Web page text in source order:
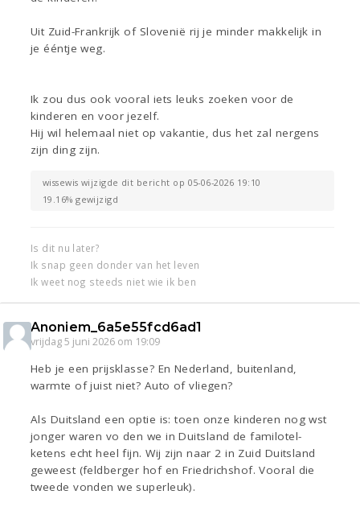
Uit Zuid-Frankrijk of Slovenië rij je minder makkelijk in
je ééntje weg.
Ik zou dus ook vooral iets leuks zoeken voor de
kinderen en voor jezelf.
Hij wil helemaal niet op vakantie, dus het zal nergens
zijn ding zijn.
wissewis wijzigde dit bericht op 05-06-2026 19:10
19.16% gewijzigd
Is dit nu later?
Ik snap geen donder van het leven
Ik weet nog steeds niet wie ik ben
Anoniem_6a5e55fcd6ad1
vrijdag 5 juni 2026 om 19:09
Heb je een prijsklasse? En Nederland, buitenland,
warmte of juist niet? Auto of vliegen?
Als Duitsland een optie is: toen onze kinderen nog wst
jonger waren vo den we in Duitsland de familotel-
ketens echt heel fijn. Wij zijn naar 2 in Zuid Duitsland
geweest (feldberger hof en Friedrichshof. Vooral die
tweede vonden we superleuk).